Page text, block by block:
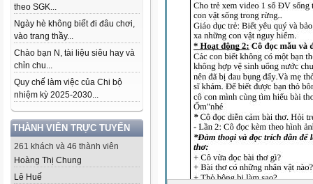
theo SGK...
Ngày hè không biết đi đâu chơi,
vào trang thầy...
Chào bạn N, tài liệu siêu hay và
chỉn chu...
Quy chế làm việc của Chi bộ
nhiệm kỳ 2025-2030...
THÀNH VIÊN TRỰC TUYẾN
261 khách và 46 thành viên
Hoàng Thị Chung
Lê Huế